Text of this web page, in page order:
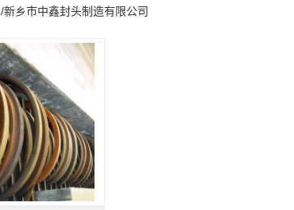
/新乡市中鑫封头制造有限公司